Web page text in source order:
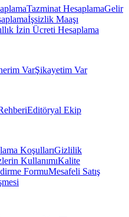
Tazminat HesaplamaGelir
İşsizlik Maaşı
İzin Ücreti Hesaplama
VarŞikayetim Var
Editöryal Ekip
KoşullarıGizlilik
KullanımıKalite
FormuMesafeli Satış